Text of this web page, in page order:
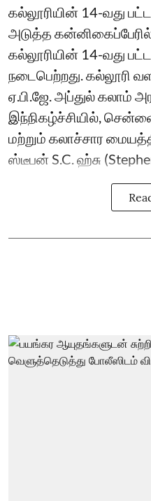
கல்லூரியின் 14-வது
அடுத்த
கல்லூரியின் 14-வது
நடைபெற்றது. கல்லூரி
ஏ.பி.ஜே. அப்துல் கலாம்
இந்நிகழ்ச்சியில்,
மற்றும் கலாச்சார
ஸ்டீபன் S.C. ஹ்சு